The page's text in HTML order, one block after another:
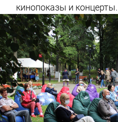
кинопоказы и концерты.